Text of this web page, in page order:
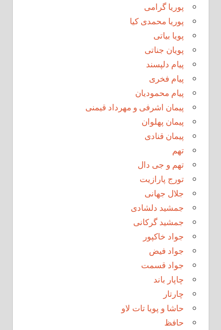
پوریا گرامی
پوریا محمدی کیا
پویا بیاتی
پویان جناتی
پیام دلپسند
پیام فخری
پیام محمودیان
پیمان اشرفی و مهرداد قیمنی
پیمان پهلوان
پیمان قنادی
تهم
تهم و جی دال
تورج پارازیت
جلال جهانی
جمشید دلشادی
جمشید گرکانی
جواد خاکپور
جواد فیض
جواد قسمت
چاپار باند
چارتار
حاشا و پویا تات لاو
حافظ